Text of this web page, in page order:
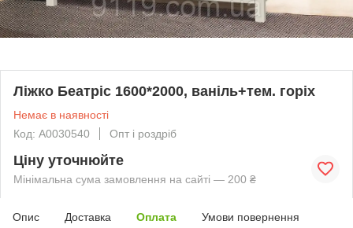
Ліжко Беатріс 1600*2000, ваніль+тем. горіх
Немає в наявності
Код: А0030540
Опт і роздріб
Ціну уточнюйте
Мінімальна сума замовлення на сайті — 200 ₴
Опис Доставка Оплата Умови повернення